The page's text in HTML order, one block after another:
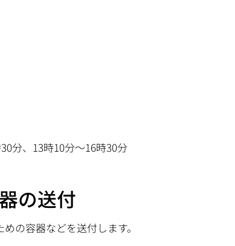
分、13時10分～16時30分
の送付
の容器などを送付します。